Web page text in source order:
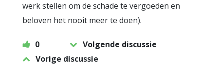
werk stellen om de schade te vergoeden en
beloven het nooit meer te doen).
0
Volgende discussie
Vorige discussie